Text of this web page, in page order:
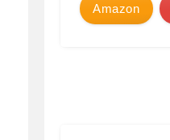
Amazon